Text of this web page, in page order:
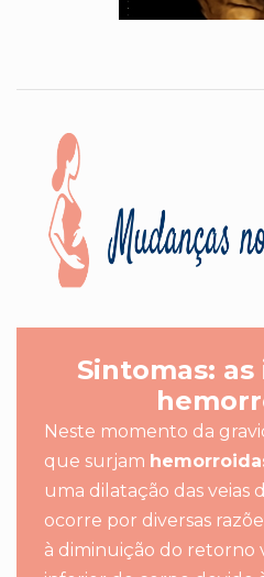
Sintomas:
Neste momento da
que surjam
uma dilatação das veias
ocorre por diversas
à diminuição do retorno